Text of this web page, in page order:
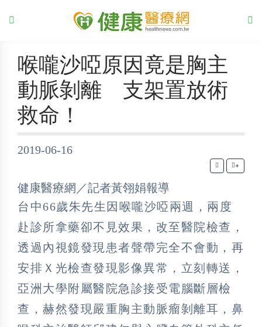
喉嚨沙啞原因竟是胸主
動脈剝離 支架置放術
救命！
2019-06-16
+
健康醫療網／記者黃翎娟報導
台中66歲朱先生因喉嚨沙啞兩週，兩度
赴診所拿藥卻不見效果，改至醫院檢查，
透過內視鏡發現患者聲帶完全不會動，再
安排Ｘ光檢查發現影像異常，立刻轉送，
亞洲大學附屬醫院急診接受電腦斷層檢
查，赫然發現嚴重胸主動脈瘤剝離耳，鼻